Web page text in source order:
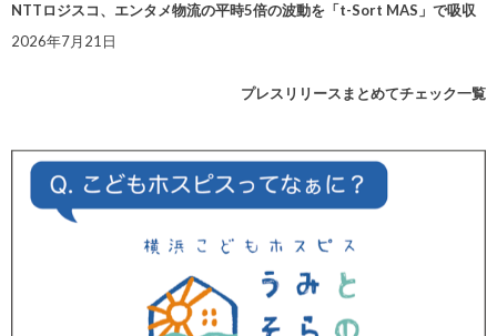
NTTロジスコ、エンタメ物流の平時5倍の波動を「t-Sort MAS」で吸収
2026年7月21日
プレスリリースまとめてチェック一覧